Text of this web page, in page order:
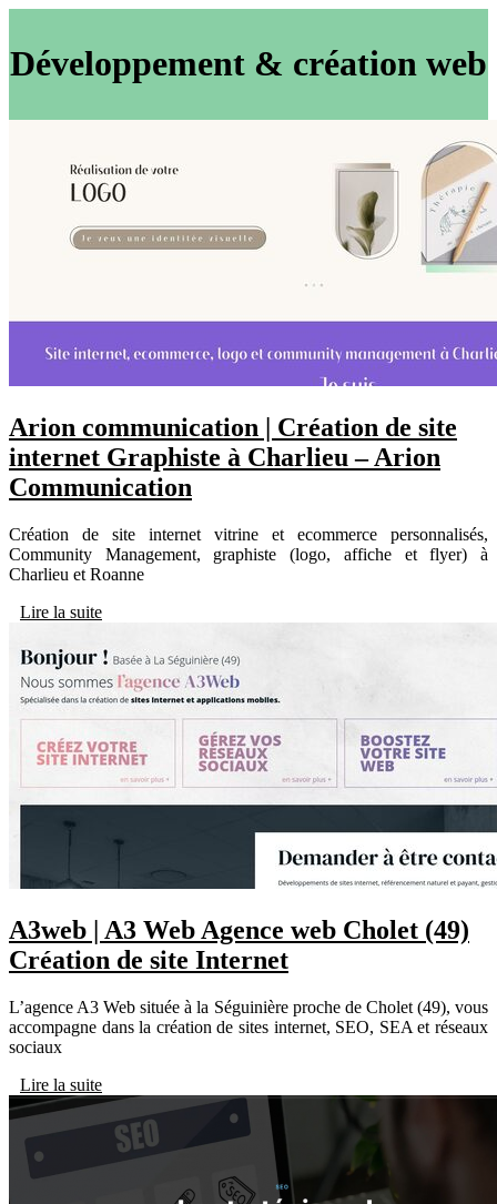
Développement & création web
Arion com­munica­tion | Création de site
internet Graphiste à Charlieu – Arion
Com­munica­tion
Création de site internet vitrine et ecommerce personnalisés,
Community Management, graphiste (logo, affiche et flyer) à
Charlieu et Roanne
Lire la suite
A3web | A3 Web Agence web Cholet (49)
Création de site Internet
L’agence A3 Web située à la Séguinière proche de Cholet (49), vous
accompagne dans la création de sites internet, SEO, SEA et réseaux
sociaux
Lire la suite